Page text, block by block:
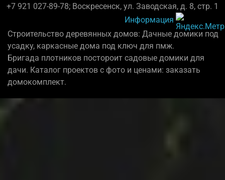
+7 921 027-89-78; Воскресенск, ул. Заводская, д. 8, стр. 1
Информация
Строительство деревянных домов: Дачные домики под
усадку, каркасные дома под ключ для пмж.
Бригада плотников постороит садовые домики для
дачи. Каталог проектов с фото и ценами: заказать
домокомплект.